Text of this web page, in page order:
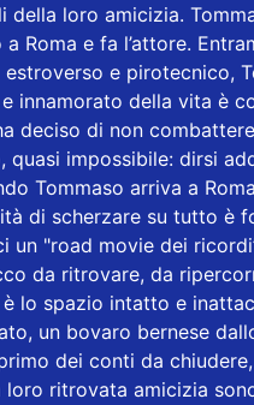
loro amicizia.
Roma e fa l’attore.
e pirotecnico,
innamorato della vita è
deciso di non
impossibile: dirsi
Tommaso arriva a
di scherzare su tutto è
un "road movie dei
da ritrovare, da
lo spazio intatto e
un bovaro bernese
dei conti da
ritrovata amicizia